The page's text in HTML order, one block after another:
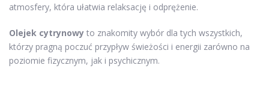
atmosfery, która ułatwia relaksację i odprężenie.
Olejek cytrynowy to znakomity wybór dla tych wszystkich,
którzy pragną poczuć przypływ świeżości i energii zarówno na
poziomie fizycznym, jak i psychicznym.